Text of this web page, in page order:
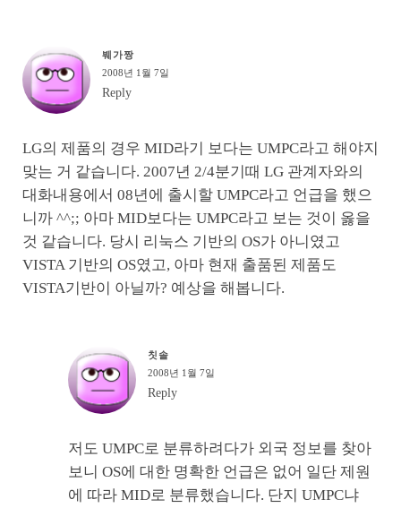
붸가짱
2008년 1월 7일
Reply
LG의 제품의 경우 MID라기 보다는 UMPC라고 해야지
맞는 거 같습니다. 2007년 2/4분기때 LG 관계자와의
대화내용에서 08년에 출시할 UMPC라고 언급을 했으
니까 ^^;; 아마 MID보다는 UMPC라고 보는 것이 옳을
것 같습니다. 당시 리눅스 기반의 OS가 아니였고
VISTA 기반의 OS였고, 아마 현재 출품된 제품도
VISTA기반이 아닐까? 예상을 해봅니다.
칫솔
2008년 1월 7일
Reply
저도 UMPC로 분류하려다가 외국 정보를 찾아
보니 OS에 대한 명확한 언급은 없어 일단 제원
에 따라 MID로 분류했습니다. 단지 UMPC냐